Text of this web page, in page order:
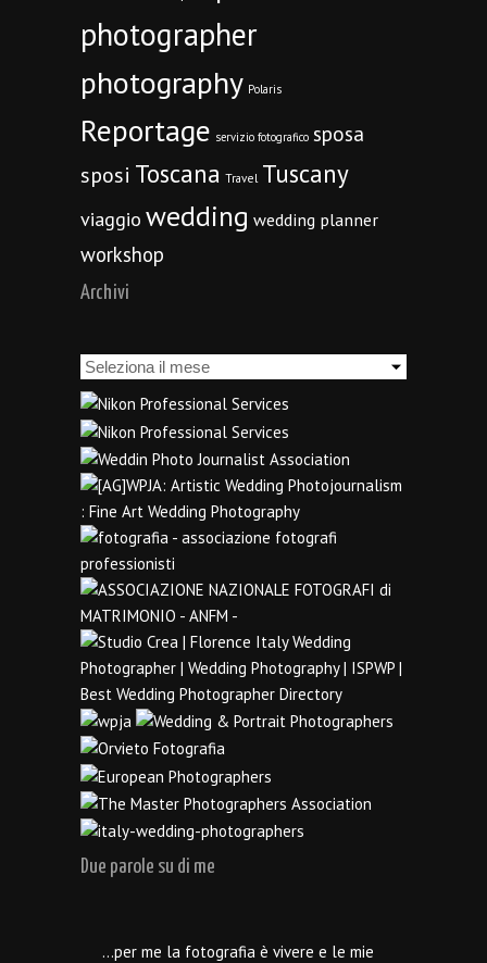
photographer
photography Polaris
Reportage servizio fotografico sposa
sposi Toscana Travel Tuscany
viaggio wedding wedding planner
workshop
Archivi
Archivi
Due parole su di me
…per me la fotografia è vivere e le mie